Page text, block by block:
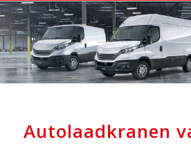
Autolaadkranen